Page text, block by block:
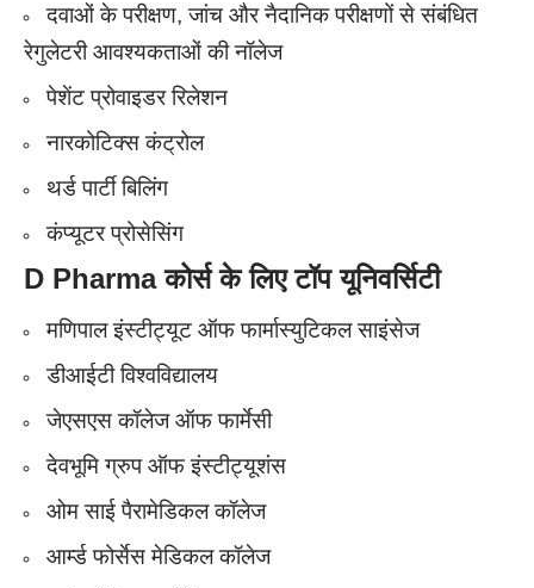
दवाओं के परीक्षण, जांच और नैदानिक ​​परीक्षणों से संबंधित
रेगुलेटरी आवश्यकताओं की नॉलेज
पेशेंट प्रोवाइडर रिलेशन
नारकोटिक्स कंट्रोल
थर्ड पार्टी बिलिंग
कंप्यूटर प्रोसेसिंग
D Pharma कोर्स के लिएटॉप यूनिवर्सिटी
मणिपाल इंस्टीट्यूट ऑफ फार्मास्युटिकल साइंसेज
डीआईटी विश्वविद्यालय
जेएसएस कॉलेज ऑफ फार्मेसी
देवभूमि ग्रुप ऑफ इंस्टीट्यूशंस
ओम साई पैरामेडिकल कॉलेज
आर्म्ड फोर्सेस मेडिकल कॉलेज